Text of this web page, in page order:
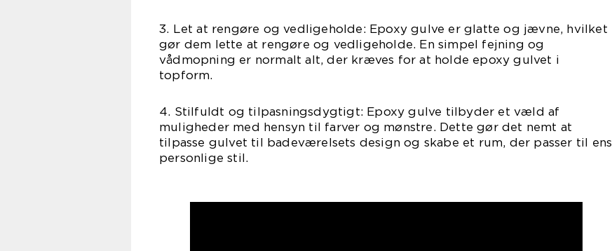
3. Let at rengøre og vedligeholde: Epoxy gulve er glatte og jævne, hvilket
gør dem lette at rengøre og vedligeholde. En simpel fejning og
vådmopning er normalt alt, der kræves for at holde epoxy gulvet i
topform.
4. Stilfuldt og tilpasningsdygtigt: Epoxy gulve tilbyder et væld af
muligheder med hensyn til farver og mønstre. Dette gør det nemt at
tilpasse gulvet til badeværelsets design og skabe et rum, der passer til ens
personlige stil.